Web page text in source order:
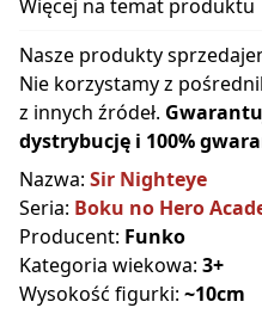
Więcej na temat produktu
Nasze produkty
Nie korzystamy z
z innych źródeł.
dystrybucję i 100%
Nazwa: Sir Nighteye
Seria: Boku no Hero
Producent: Funko
Kategoria wiekowa: 3+
Wysokość figurki: ~10cm